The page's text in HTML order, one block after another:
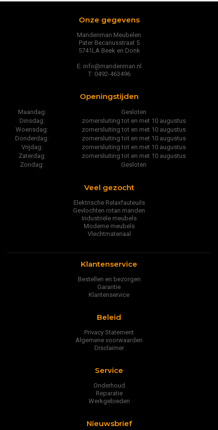
Onze gegevens
Mandenman Meubelen
Pater Becanusstraat 5
5741LA Beek en Donk
E: info@mandenman.nl
T: 0492-463496
Openingstijden
Maandag:
Gesloten
Dinsdag:
zomersluiting tot en met 10 augustus
Woensdag:
zomersluiting tot en met 10 augustus
Donderdag:
zomersluiting tot en met 10 augustus
Vrijdag:
zomersluiting tot en met 10 augustus
Zaterdag:
zomersluiting tot en met 10 augustus
Zondag:
Gesloten
Veel gezocht
Elektrische Relaxfauteuils
Gevlochten rotan manden
Industriële meubels
Moderne meubels
Vlechtmateriaal
Klantenservice
Bestellen en bezorgen
Garantie
Klantenservice
Beleid
Privacy Statement
Algemene voorwaarden
Disclaimer
Service
Onderhoud
Reparatie
Werkgebieden
Nieuwsbrief